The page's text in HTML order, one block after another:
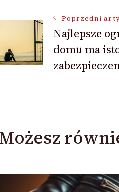
Poprzedni
Najlepsze
domu ma